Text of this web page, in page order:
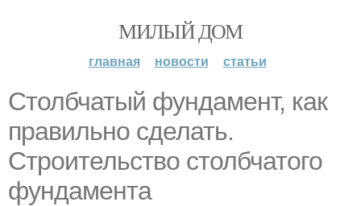
МИЛЫЙ ДОМ
главная новости статьи
Столбчатый фундамент, как
правильно сделать.
Строительство столбчатого
фундамента